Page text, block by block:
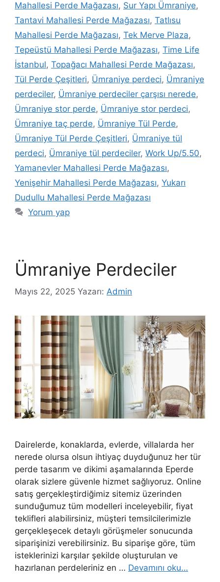
Mahallesi Perde Mağazası, Sur Yapı Ümraniye,
Tantavi Mahallesi Perde Mağazası, Tatlısu
Mahallesi Perde Mağazası, Tek Merve Plaza,
Tepeüstü Mahallesi Perde Mağazası, Time Life
İstanbul, Topağacı Mahallesi Perde Mağazası,
Tül Perde Çeşitleri, Ümraniye perdeci, Ümraniye
perdeciler, Ümraniye perdeciler çarşısı nerede,
Ümraniye stor perde, Ümraniye stor perdeci,
Ümraniye taç perde, Ümraniye Tül Perde,
Ümraniye Tül Perde Çeşitleri, Ümraniye tül
perdeci, Ümraniye tül perdeciler, Work Up/5.50,
Yamanevler Mahallesi Perde Mağazası,
Yenişehir Mahallesi Perde Mağazası, Yukarı
Dudullu Mahallesi Perde Mağazası
Yorum yap
Ümraniye Perdeciler
Mayıs 22, 2025 Yazarı: Admin
Dairelerde, konaklarda, evlerde, villalarda her
nerede olursa olsun ihtiyaç duyduğunuz her tür
perde tasarım ve dikimi aşamalarında Eperde
olarak sizlere güvenle hizmet sağlıyoruz. Online
satış gerçekleştirdiğimiz sitemiz üzerinden
sunduğumuz tüm modelleri inceleyebilir, fiyat
teklifleri alabilirsiniz, müşteri temsilcilerimizle
gerçekleşecek detaylı görüşmeler sonucunda
siparişinizi verebilirsiniz. Bu siparişe göre, tüm
isteklerinizi karşılar şekilde oluşturulan ve
hazırlanan perdeleriniz en … Devamını oku…